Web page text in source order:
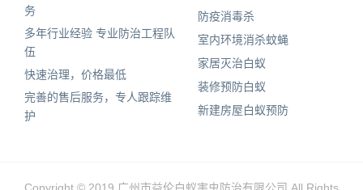
务
多年行业经验 专业防治工程队
伍
快速治理，价格最低
完善的售后服务，专人跟踪维
护
防疫消毒杀
室内环境消杀蚊蝇
家居灭治白蚁
装修预防白蚁
新建房屋白蚁预防